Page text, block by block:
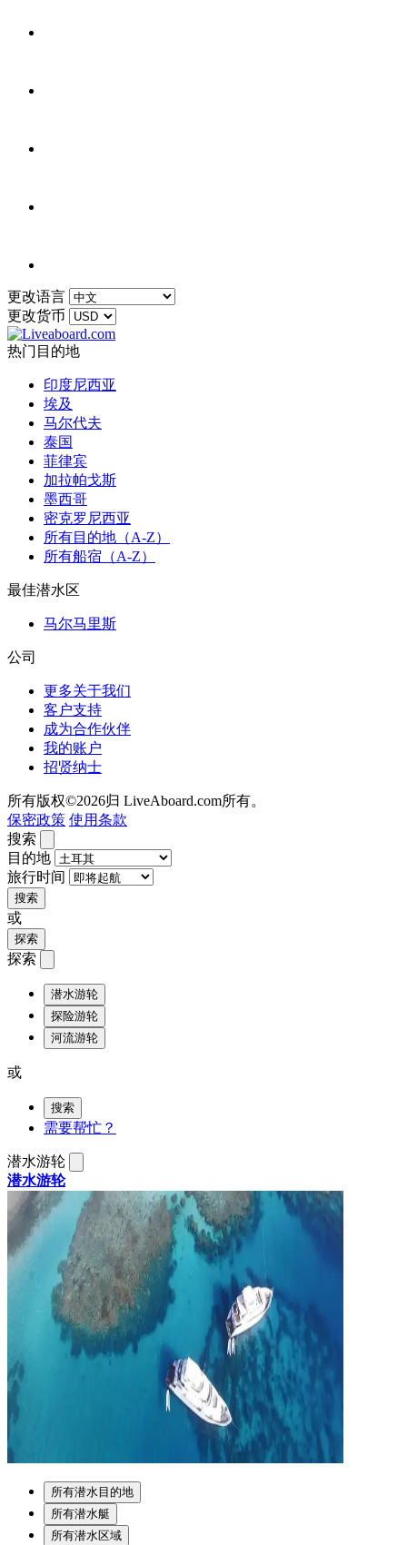
更改语言
更改货币
热门目的地
印度尼西亚
埃及
马尔代夫
泰国
菲律宾
加拉帕戈斯
墨西哥
密克罗尼西亚
所有目的地（A-Z）
所有船宿（A-Z）
最佳潜水区
马尔马里斯
公司
更多关于我们
客户支持
成为合作伙伴
我的账户
招贤纳士
所有版权©2026归 LiveAboard.com所有。
保密政策 使用条款
搜索
目的地
旅行时间
搜索
或
探索
探索
潜水游轮
探险游轮
河流游轮
或
搜索
需要帮忙？
潜水游轮
潜水游轮
所有潜水目的地
所有潜水艇
所有潜水区域